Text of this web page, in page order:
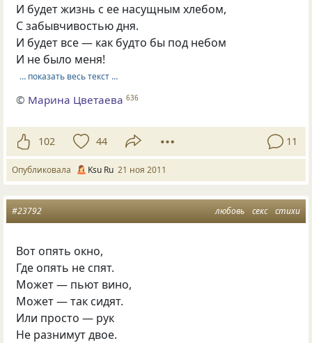
И будет жизнь с ее насущным хлебом,
С забывчивостью дня.
И будет все — как будто бы под небом
И не было меня!
… показать весь текст …
© Марина Цветаева 636
102 44 11
Опубликовала Ksu Ru 21 ноя 2011
любовь секс стихи
#23792
Вот опять окно,
Где опять не спят.
Может — пьют вино,
Может — так сидят.
Или просто — рук
Не разнимут двое.